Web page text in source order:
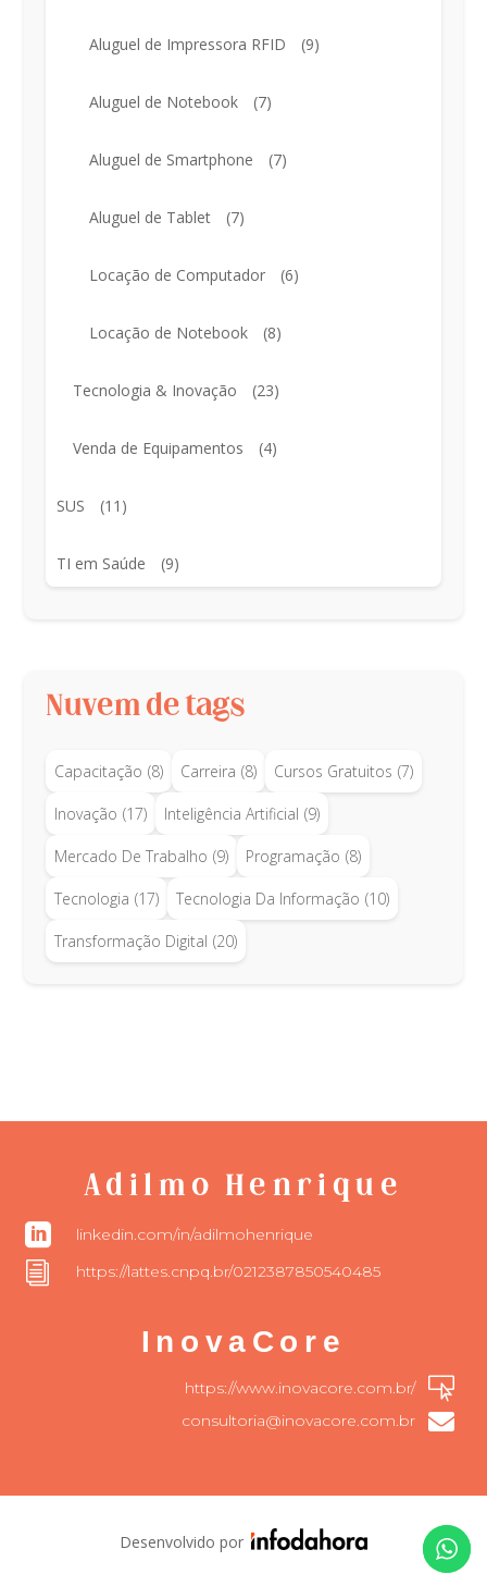
Aluguel de Impressora RFID (9)
Aluguel de Notebook (7)
Aluguel de Smartphone (7)
Aluguel de Tablet (7)
Locação de Computador (6)
Locação de Notebook (8)
Tecnologia & Inovação (23)
Venda de Equipamentos (4)
SUS (11)
TI em Saúde (9)
Nuvem de tags
Capacitação (8) Carreira (8) Cursos Gratuitos (7)
Inovação (17) Inteligência Artificial (9)
Mercado De Trabalho (9) Programação (8)
Tecnologia (17) Tecnologia Da Informação (10)
Transformação Digital (20)
Adilmo Henrique
 linkedin.com/in/adilmohenrique
i https://lattes.cnpq.br/0212387850540485
InovaCore

https://www.inovacore.com.br/

consultoria@inovacore.com.br
Desenvolvido por